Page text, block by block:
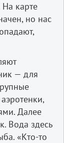
карте
но нас
— для
Далее
Вода здесь
«Кто-то